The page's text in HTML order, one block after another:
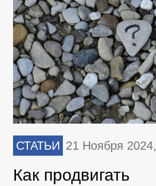
СТАТЬИ 21 Ноября 2024,
Как продвигать